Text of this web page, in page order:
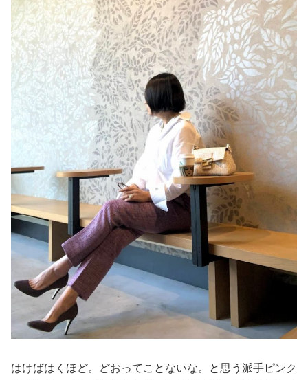
はけばはくほど。どおってことないな。と思う派手ピンク